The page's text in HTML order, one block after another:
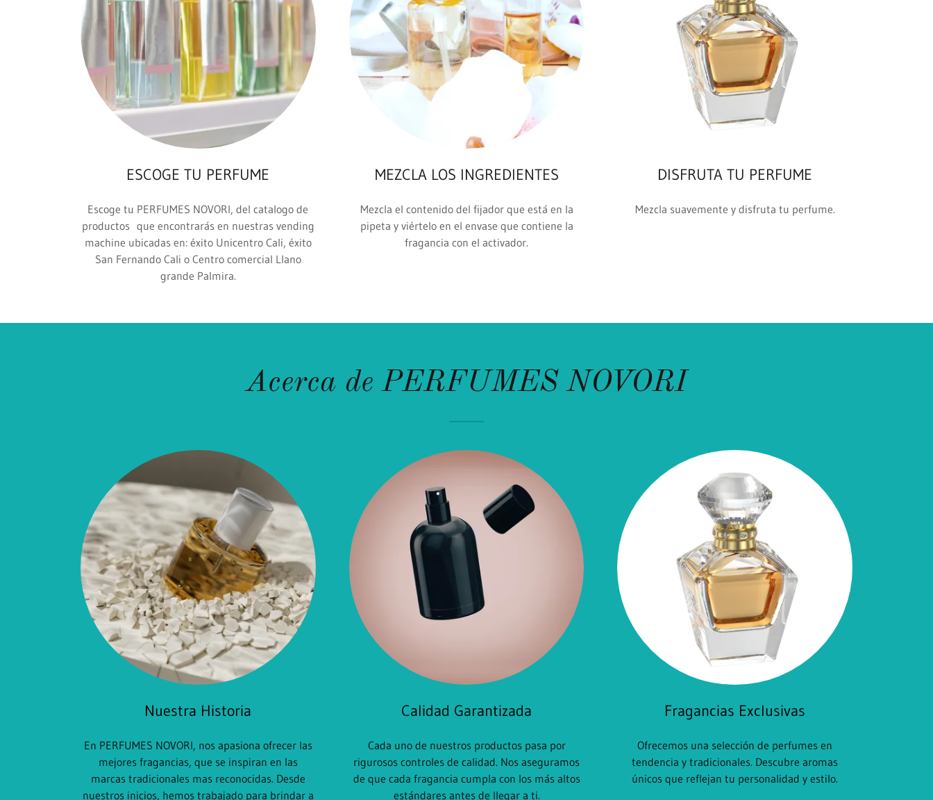
ESCOGE TU PERFUME
Escoge tu PERFUMES NOVORI, del catalogo de
productos que encontrarás en nuestras vending
machine ubicadas en: éxito Unicentro Cali, éxito
San Fernando Cali o Centro comercial Llano
grande Palmira.
MEZCLA LOS INGREDIENTES
Mezcla el contenido del fijador que está en la
pipeta y viértelo en el envase que contiene la
fragancia con el activador.
DISFRUTA TU PERFUME
Mezcla suavemente y disfruta tu perfume.
Acerca de PERFUMES NOVORI
Nuestra Historia
En PERFUMES NOVORI, nos apasiona ofrecer las
mejores fragancias, que se inspiran en las
marcas tradicionales mas reconocidas. Desde
nuestros inicios, hemos trabajado para brindar a
Calidad Garantizada
Cada uno de nuestros productos pasa por
rigurosos controles de calidad. Nos aseguramos
de que cada fragancia cumpla con los más altos
estándares antes de llegar a ti.
Fragancias Exclusivas
Ofrecemos una selección de perfumes en
tendencia y tradicionales. Descubre aromas
únicos que reflejan tu personalidad y estilo.